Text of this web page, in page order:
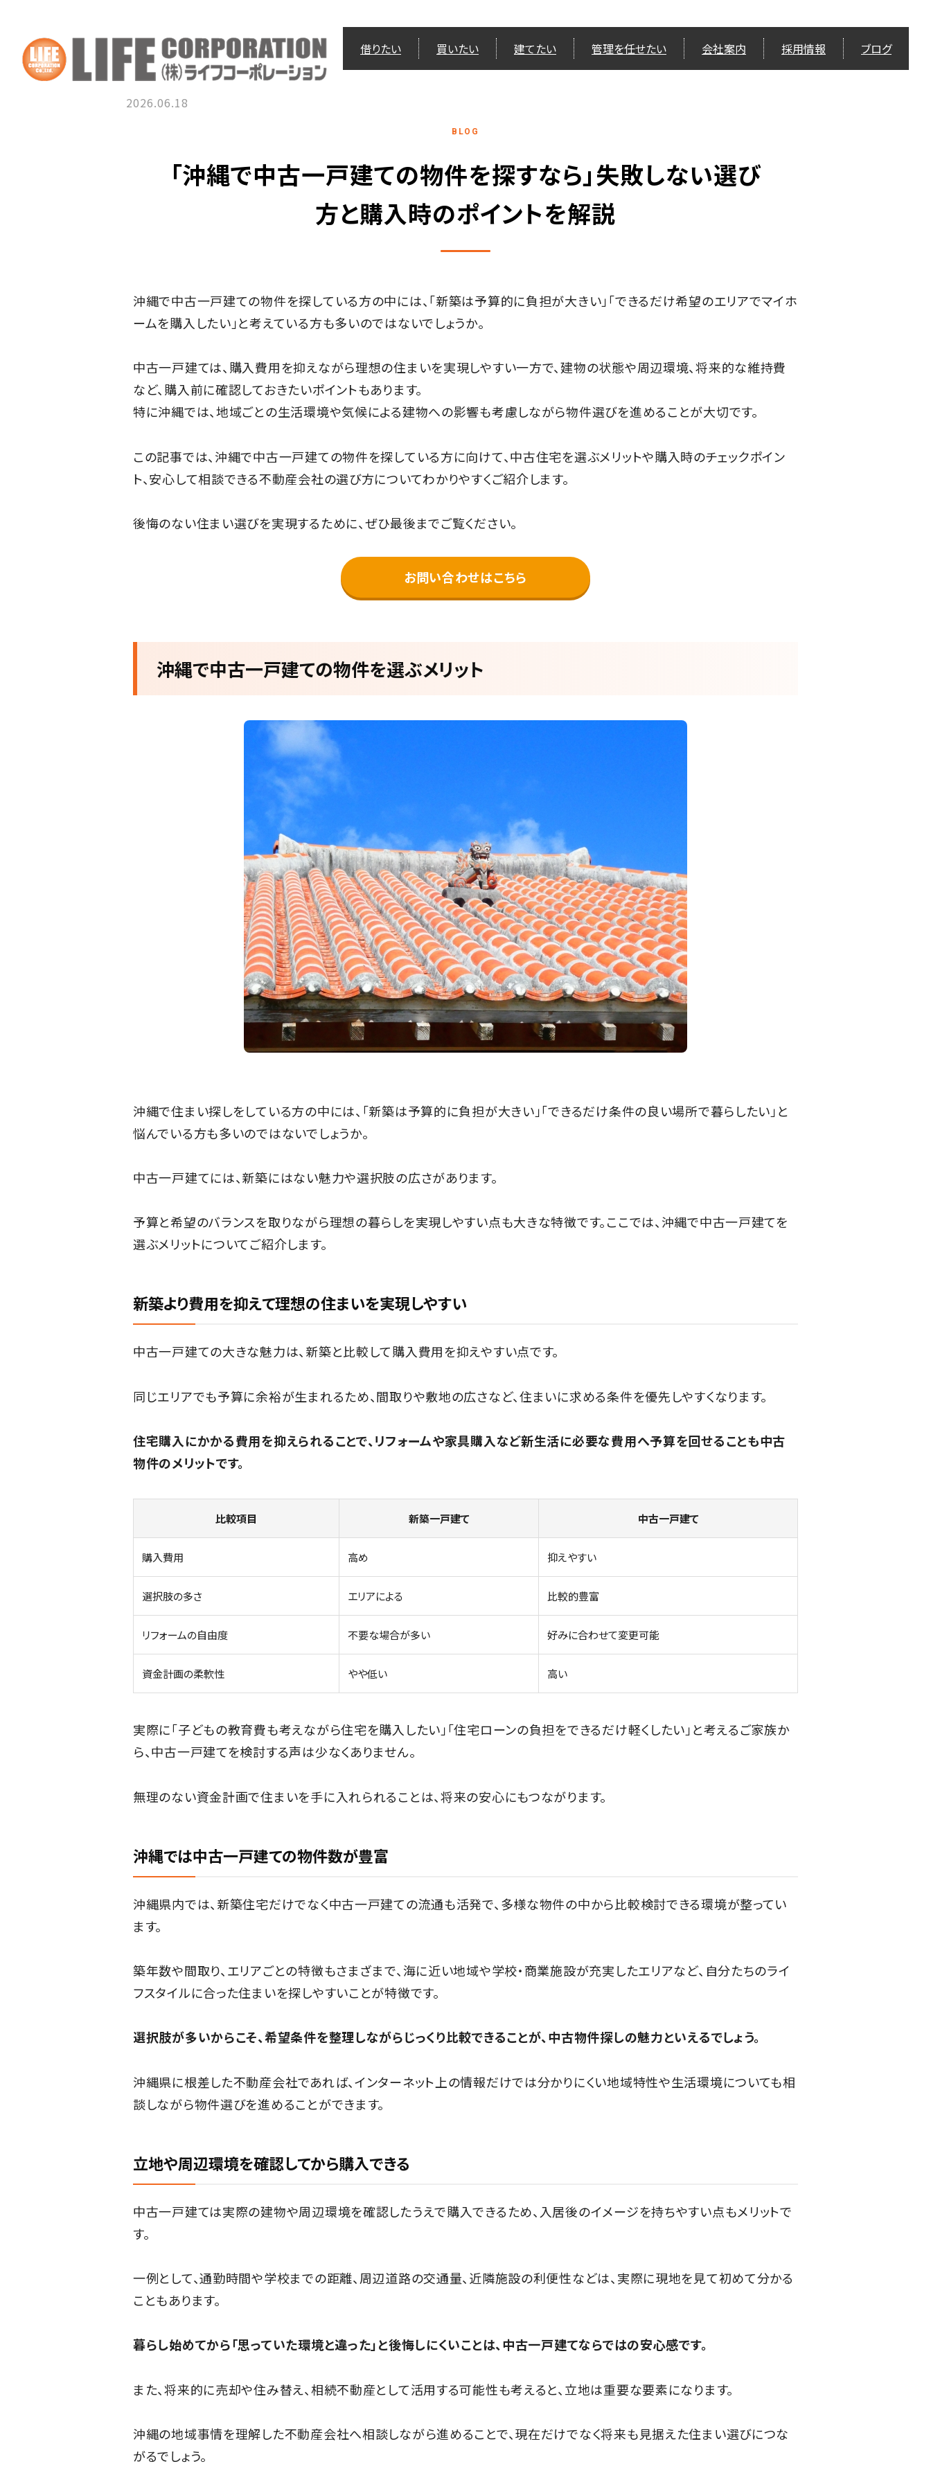
借りたい 買いたい 建てたい 管理を任せたい 会社案内 採用情報 ブログ
2026.06.18
BLOG
「沖縄で中古一戸建ての物件を探すなら」失敗しない選び
方と購入時のポイントを解説
沖縄で中古一戸建ての物件を探している方の中には、「新築は予算的に負担が大きい」「できるだけ希望のエリアでマイホ
ームを購入したい」と考えている方も多いのではないでしょうか。
中古一戸建ては、購入費用を抑えながら理想の住まいを実現しやすい一方で、建物の状態や周辺環境、将来的な維持費
など、購入前に確認しておきたいポイントもあります。
特に沖縄では、地域ごとの生活環境や気候による建物への影響も考慮しながら物件選びを進めることが大切です。
この記事では、沖縄で中古一戸建ての物件を探している方に向けて、中古住宅を選ぶメリットや購入時のチェックポイン
ト、安心して相談できる不動産会社の選び方についてわかりやすくご紹介します。
後悔のない住まい選びを実現するために、ぜひ最後までご覧ください。
お問い合わせはこちら
沖縄で中古一戸建ての物件を選ぶメリット
沖縄で住まい探しをしている方の中には、「新築は予算的に負担が大きい」「できるだけ条件の良い場所で暮らしたい」と
悩んでいる方も多いのではないでしょうか。
中古一戸建てには、新築にはない魅力や選択肢の広さがあります。
予算と希望のバランスを取りながら理想の暮らしを実現しやすい点も大きな特徴です。ここでは、沖縄で中古一戸建てを
選ぶメリットについてご紹介します。
新築より費用を抑えて理想の住まいを実現しやすい
中古一戸建ての大きな魅力は、新築と比較して購入費用を抑えやすい点です。
同じエリアでも予算に余裕が生まれるため、間取りや敷地の広さなど、住まいに求める条件を優先しやすくなります。
住宅購入にかかる費用を抑えられることで、リフォームや家具購入など新生活に必要な費用へ予算を回せることも中古
物件のメリットです。
比較項目 新築一戸建て 中古一戸建て
購入費用 高め 抑えやすい
選択肢の多さ エリアによる 比較的豊富
リフォームの自由度 不要な場合が多い 好みに合わせて変更可能
資金計画の柔軟性 やや低い 高い
実際に「子どもの教育費も考えながら住宅を購入したい」「住宅ローンの負担をできるだけ軽くしたい」と考えるご家族か
ら、中古一戸建てを検討する声は少なくありません。
無理のない資金計画で住まいを手に入れられることは、将来の安心にもつながります。
沖縄では中古一戸建ての物件数が豊富
沖縄県内では、新築住宅だけでなく中古一戸建ての流通も活発で、多様な物件の中から比較検討できる環境が整ってい
ます。
築年数や間取り、エリアごとの特徴もさまざまで、海に近い地域や学校・商業施設が充実したエリアなど、自分たちのライ
フスタイルに合った住まいを探しやすいことが特徴です。
選択肢が多いからこそ、希望条件を整理しながらじっくり比較できることが、中古物件探しの魅力といえるでしょう。
沖縄県に根差した不動産会社であれば、インターネット上の情報だけでは分かりにくい地域特性や生活環境についても相
談しながら物件選びを進めることができます。
立地や周辺環境を確認してから購入できる
中古一戸建ては実際の建物や周辺環境を確認したうえで購入できるため、入居後のイメージを持ちやすい点もメリットで
す。
一例として、通勤時間や学校までの距離、周辺道路の交通量、近隣施設の利便性などは、実際に現地を見て初めて分かる
こともあります。
暮らし始めてから「思っていた環境と違った」と後悔しにくいことは、中古一戸建てならではの安心感です。
また、将来的に売却や住み替え、相続不動産として活用する可能性も考えると、立地は重要な要素になります。
沖縄の地域事情を理解した不動産会社へ相談しながら進めることで、現在だけでなく将来も見据えた住まい選びにつな
がるでしょう。